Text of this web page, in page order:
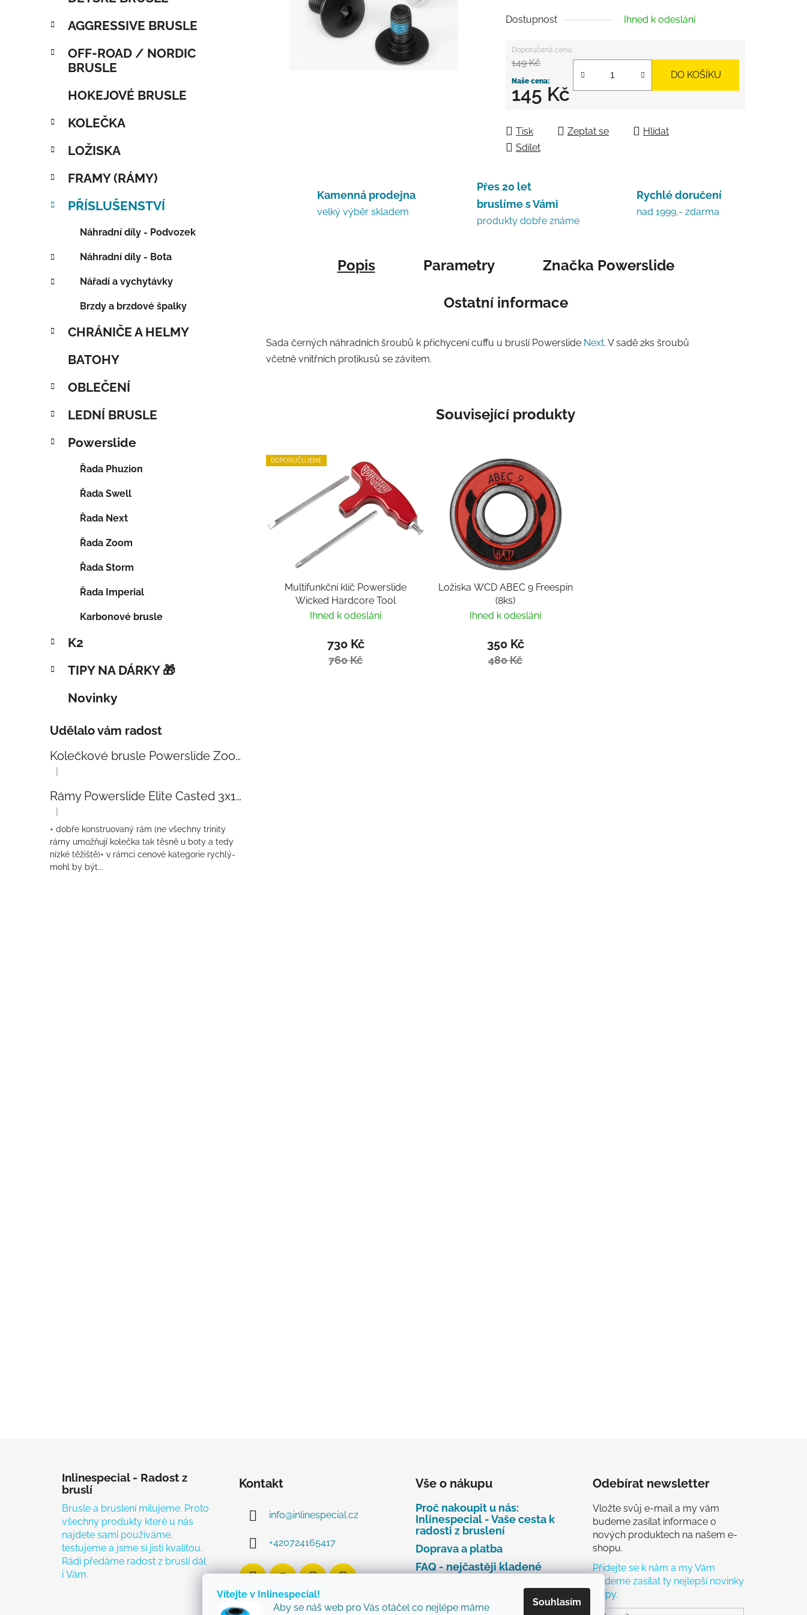
Vítejte v Inlinespecial!
Aby se náš web pro Vás otáčel co nejlépe máme
Souhlasím
AGGRESSIVE BRUSLE
OFF-ROAD / NORDIC
BRUSLE
HOKEJOVÉ BRUSLE
KOLEČKA
LOŽISKA
FRAMY (RÁMY)
PŘÍSLUŠENSTVÍ
Náhradní díly - Podvozek
Náhradní díly - Bota
Nářadí a vychytávky
Brzdy a brzdové špalky
CHRÁNIČE A HELMY
BATOHY
OBLEČENÍ
LEDNÍ BRUSLE
Powerslide
Řada Phuzion
Řada Swell
Řada Next
Řada Zoom
Řada Storm
Řada Imperial
Karbonové brusle
K2
TIPY NA DÁRKY 🎁
Novinky
Udělalo vám radost
Kolečkové brusle Powerslide Zoom Baby Blue 80
Hodnocení produktu je 5 z 5 hvězdiček.
|
Rámy Powerslide Elite Casted 3x110 Trinity 270mm
Hodnocení produktu je 4 z 5 hvězdiček.
|
+ dobře konstruovaný rám (ne všechny trinity
rámy umožňují kolečka tak těsně u boty a tedy
nízké těžiště)+ v rámci cenové kategorie rychlý-
mohl by být...
Dostupnost Ihned k odeslání
149 Kč
145 Kč
DO KOŠÍKU
Tisk Zeptat se
Hlídat
Sdílet
Kamenná prodejna
velký výběr skladem
Přes 20 let
bruslíme s Vámi
produkty dobře známe
Rychlé doručení
nad 1999,- zdarma
Popis Parametry Značka Powerslide
Ostatní informace
Sada černých náhradních šroubů k přichycení cuffu u bruslí Powerslide Next. V sadě 2ks šroubů
včetně vnitřních protikusů se závitem.
Související produkty
DOPORUČUJEME
Multifunkční klíč Powerslide
Wicked Hardcore Tool
Ihned k odeslání
730 Kč
760 Kč
Ložiska WCD ABEC 9 Freespin
(8ks)
Ihned k odeslání
350 Kč
480 Kč
Inlinespecial - Radost z
bruslí
Brusle a bruslení milujeme. Proto
všechny produkty které u nás
najdete sami používáme,
testujeme a jsme si jisti kvalitou.
Rádi předáme radost z bruslí dál
i Vám.
Kontakt
info@inlinespecial.cz
+420724165417
Vše o nákupu
Proč nakoupit u nás:
Inlinespecial - Vaše cesta k
radosti z bruslení
Doprava a platba
FAQ - nejčastěji kladené
dotazy
Najdete u nás tyto značky
Odebírat newsletter
Vložte svůj e-mail a my vám
budeme zasílat informace o
nových produktech na našem e-
shopu.
Přidejte se k nám a my Vám
budeme zasílat ty nejlepší novinky
a tipy.